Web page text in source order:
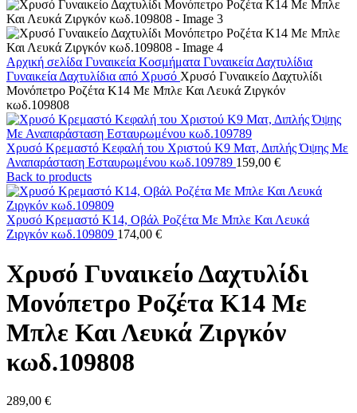
Αρχική σελίδα Γυναικεία Κοσμήματα Γυναικεία Δαχτυλίδια
Γυναικεία Δαχτυλίδια από Χρυσό Χρυσό Γυναικείο Δαχτυλίδι
Μονόπετρο Ροζέτα Κ14 Με Μπλε Και Λευκά Ζιργκόν
κωδ.109808
Χρυσό Κρεμαστό Κεφαλή του Χριστού K9 Ματ, Διπλής Όψης Με
Αναπαράσταση Εσταυρωμένου κωδ.109789 159,00 €
Back to products
Χρυσό Κρεμαστό K14, Οβάλ Ροζέτα Με Μπλε Και Λευκά
Ζιργκόν κωδ.109809 174,00 €
Χρυσό Γυναικείο Δαχτυλίδι
Μονόπετρο Ροζέτα Κ14 Με
Μπλε Και Λευκά Ζιργκόν
κωδ.109808
289,00 €